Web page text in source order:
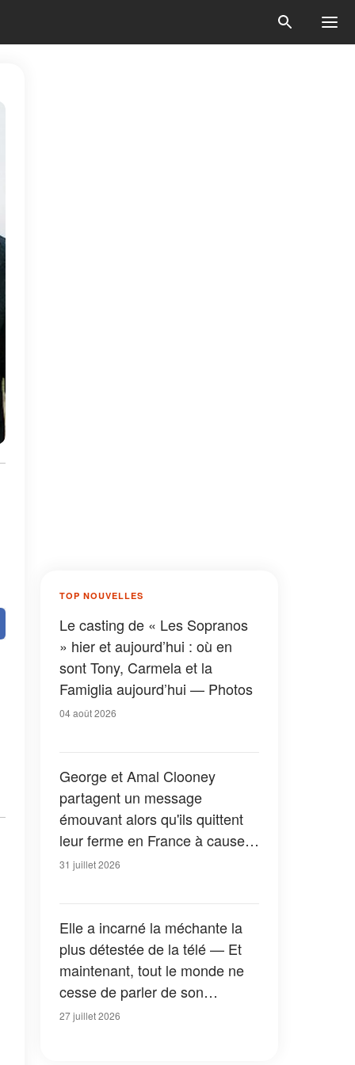
TOP NOUVELLES
Le casting de « Les Sopranos
» hier et aujourd’hui : où en
sont Tony, Carmela et la
Famiglia aujourd’hui — Photos
04 août 2026
George et Amal Clooney
partagent un message
émouvant alors qu'ils quittent
leur ferme en France à cause
des feux de forêt — Tous les
31 juillet 2026
Elle a incarné la méchante la
plus détestée de la télé — Et
maintenant, tout le monde ne
cesse de parler de son
apparition dans la nouvelle
27 juillet 2026